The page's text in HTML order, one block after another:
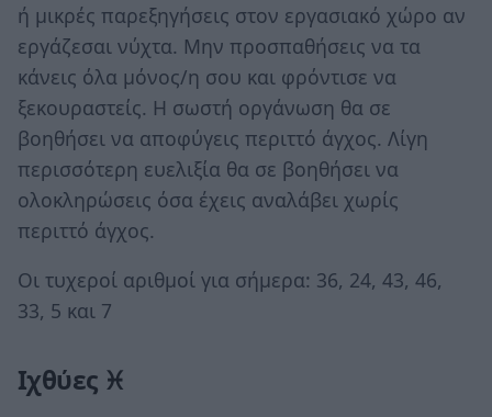
ή μικρές παρεξηγήσεις στον εργασιακό χώρο αν
εργάζεσαι νύχτα. Μην προσπαθήσεις να τα
κάνεις όλα μόνος/η σου και φρόντισε να
ξεκουραστείς. Η σωστή οργάνωση θα σε
βοηθήσει να αποφύγεις περιττό άγχος. Λίγη
περισσότερη ευελιξία θα σε βοηθήσει να
ολοκληρώσεις όσα έχεις αναλάβει χωρίς
περιττό άγχος.
Οι τυχεροί αριθμοί για σήμερα: 36, 24, 43, 46,
33, 5 και 7
Ιχθύες ♓